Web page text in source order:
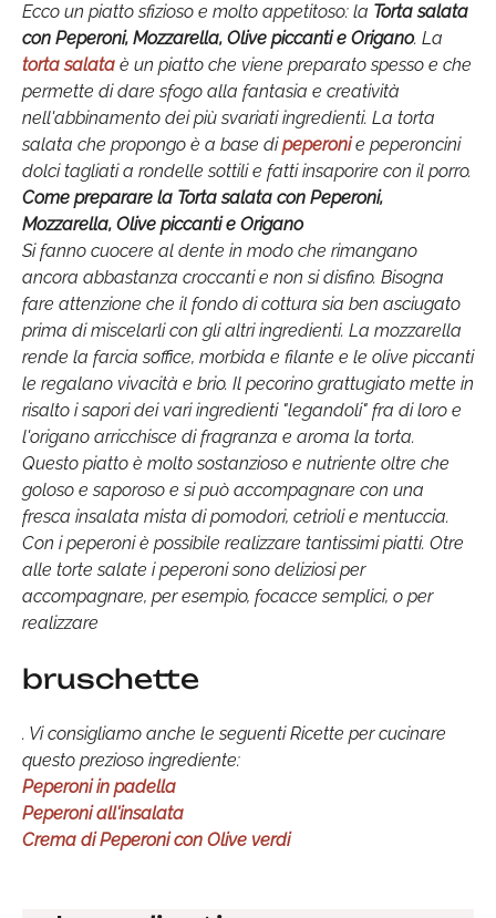
Ecco un piatto sfizioso e molto appetitoso: la Torta salata
con Peperoni, Mozzarella, Olive piccanti e Origano. La
torta salata è un piatto che viene preparato spesso e che
permette di dare sfogo alla fantasia e creatività
nell'abbinamento dei più svariati ingredienti. La torta
salata che propongo è a base dipeperonie peperoncini
dolci tagliati a rondelle sottili e fatti insaporire con il porro.
Come preparare la Torta salata con Peperoni,
Mozzarella, Olive piccanti e Origano
Si fanno cuocere al dente in modo che rimangano
ancora abbastanza croccanti e non si disfino. Bisogna
fare attenzione che il fondo di cottura sia ben asciugato
prima di miscelarli con gli altri ingredienti. La mozzarella
rende la farcia soffice, morbida e filante e le olive piccanti
le regalano vivacità e brio. Il pecorino grattugiato mette in
risalto i sapori dei vari ingredienti "legandoli" fra di loro e
l'origano arricchisce di fragranza e aroma la torta.
Questo piatto è molto sostanzioso e nutriente oltre che
goloso e saporoso e si può accompagnare con una
fresca insalata mista di pomodori, cetrioli e mentuccia.
Con i peperoni è possibile realizzare tantissimi piatti. Otre
alle torte salate i peperoni sono deliziosi per
accompagnare, per esempio, focacce semplici, o per
realizzare
bruschette
. Vi consigliamo anche le seguenti Ricette per cucinare
questo prezioso ingrediente:
Peperoni in padella
Peperoni all'insalata
Crema di Peperoni con Olive verdi